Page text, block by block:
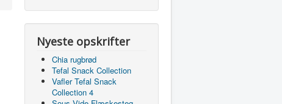
Nyeste opskrifter
Chia rugbrød
Tefal Snack Collection
Vafler Tefal Snack
Collection 4